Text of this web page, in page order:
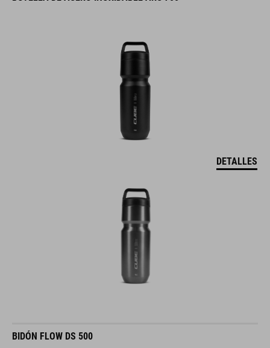
DETALLES
BIDÓN FLOW DS 500